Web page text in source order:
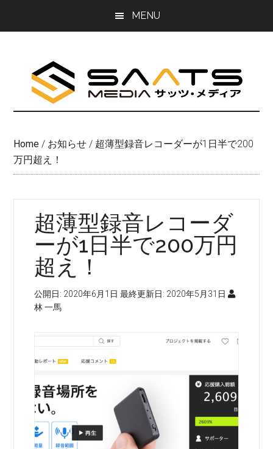
MENU
Home / お知らせ / 超薄型録音レコーダーが1日半で200
万円超え！
超薄型録音レコーダ
ーが1日半で200万円
超え！
公開日: 2020年6月1日 最終更新日: 2020年5月31日
林 一馬